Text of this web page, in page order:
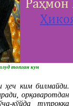
топган кун
ким билмайди.
орқаваротдан
кўйда тупроққа